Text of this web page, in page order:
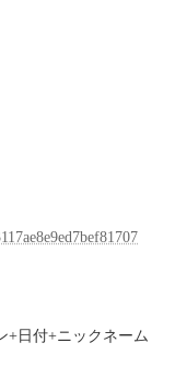
+日付+ニックネーム